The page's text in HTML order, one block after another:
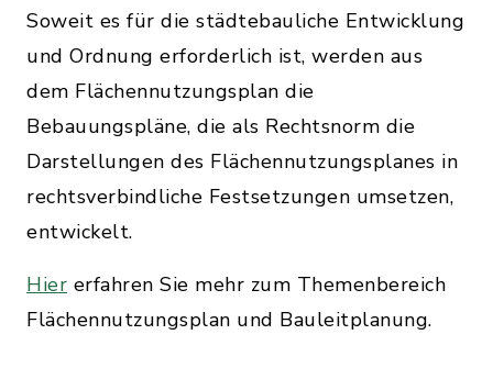
Soweit es für die städtebauliche Entwicklung
und Ordnung erforderlich ist, werden aus
dem Flächennutzungsplan die
Bebauungspläne, die als Rechtsnorm die
Darstellungen des Flächennutzungsplanes in
rechtsverbindliche Festsetzungen umsetzen,
entwickelt.
Hier erfahren Sie mehr zum Themenbereich
Flächennutzungsplan und Bauleitplanung.